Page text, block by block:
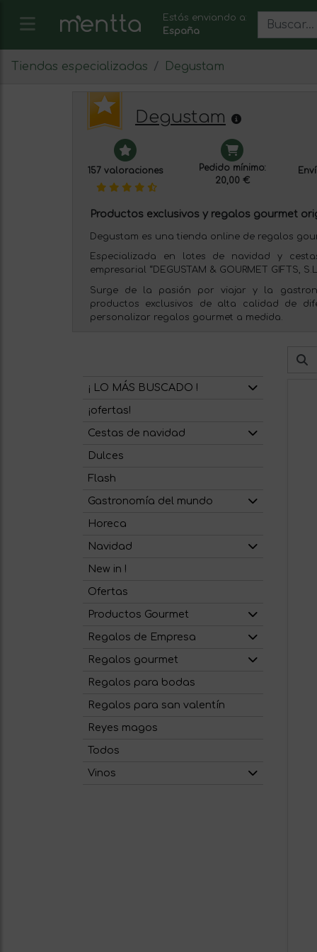
Estás enviando a:
España
Tiendas especializadas Degustam
Degustam
157 valoraciones
Pedido mínimo:
20,00 €
Productos exclusivos y regalos gourmet
Degustam es una tienda online de regalos
Especializada en lotes de navidad y
empresarial “DEGUSTAM & GOURMET GIFTS,
Surge de la pasión por viajar y la
productos exclusivos de alta calidad de
personalizar regalos gourmet a medida.
¡ LO MÁS BUSCADO !
¡ofertas!
Cestas de navidad
Dulces
Flash
Gastronomía del mundo
Horeca
Navidad
New in !
Ofertas
Productos Gourmet
Regalos de Empresa
Regalos gourmet
Regalos para bodas
Regalos para san valentín
Reyes magos
Todos
Vinos